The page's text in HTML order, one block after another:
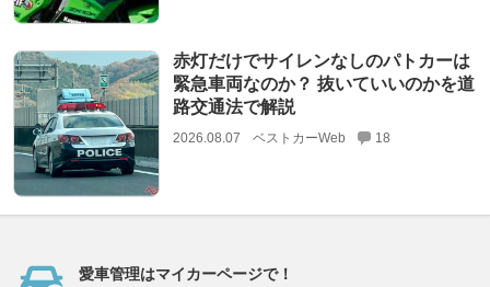
赤灯だけでサイレンなしのパトカーは
緊急車両なのか？ 抜いていいのかを道
路交通法で解説
2026.08.07 ベストカーWeb 18
愛車管理はマイカーページで！